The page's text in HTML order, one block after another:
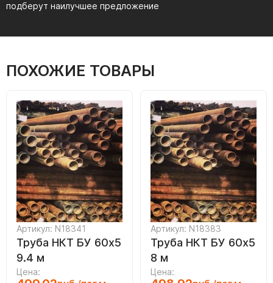
подберут наилучшее предложение
ПОХОЖИЕ ТОВАРЫ
Артикул: N18341
Труба НКТ БУ 60х5
9.4 м
Цена:
Артикул: N18383
Труба НКТ БУ 60х5
8 м
Цена: